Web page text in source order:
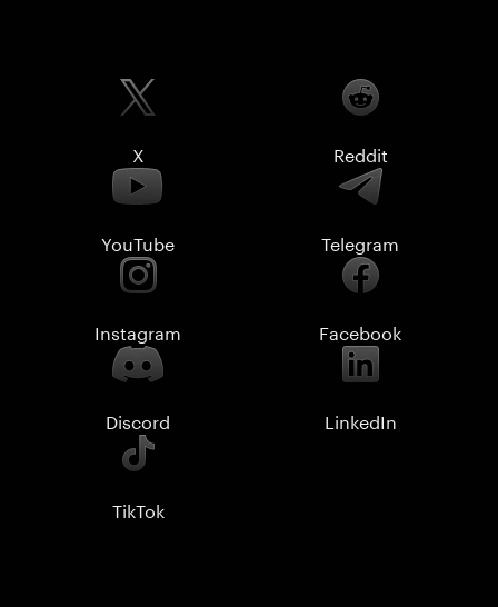
X Reddit
YouTube Telegram
Instagram Facebook
Discord LinkedIn
TikTok